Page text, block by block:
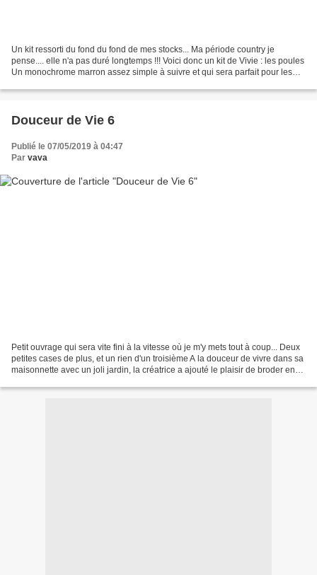
Un kit ressorti du fond du fond de mes stocks... Ma période country je
pense.... elle n'a pas duré longtemps !!! Voici donc un kit de Vivie : les poules
Un monochrome marron assez simple à suivre et qui sera parfait pour les
Douceur de Vie 6
Publié le 07/05/2019 à 04:47
Par vava
Petit ouvrage qui sera vite fini à la vitesse où je m'y mets tout à coup... Deux
petites cases de plus, et un rien d'un troisième A la douceur de vivre dans sa
maisonnette avec un joli jardin, la créatrice a ajouté le plaisir de broder en